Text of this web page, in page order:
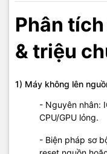
Phân
& triệu
1) Máy không lên
- Nguyên nhân:
CPU/GPU lỏng.
- Biện pháp sơ